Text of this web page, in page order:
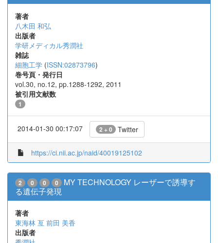
著者
八木田 和弘
出版者
学研メディカル秀潤社
雑誌
細胞工学 (ISSN:02873796)
巻号頁・発行日
vol.30, no.12, pp.1288-1292, 2011
被引用文献数
1
2014-01-30 00:17:07 2 + 0 Twitter
https://ci.nii.ac.jp/naid/40019125102
2 0 0 0
MY TECHNOLOGY レーザーで誘導す
る遺伝子発現
著者
東海林 亙 前田 美香
出版者